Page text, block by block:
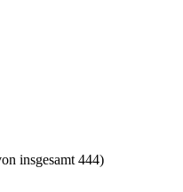
insgesamt 444)